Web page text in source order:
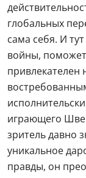
глобальных
сама себя. И
войны, поможет
привлекателен
играющего
зритель давно
уникальное
правды, он